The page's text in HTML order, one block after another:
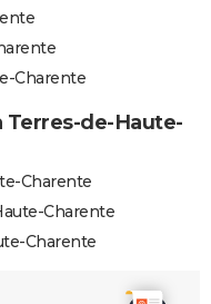
Charente
Terres-de-Haute-
Charente
Charente
Charente